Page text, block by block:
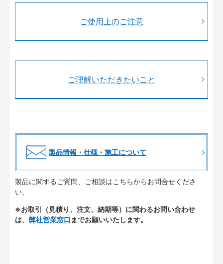
ご使用上のご注意
ご理解いただきたいこと
製品情報・仕様・施工について
製品に関するご質問、ご相談はこちらからお問合せくださ
い。
※お取引（見積り、注文、納期等）に関わるお問い合わせ
は、 弊社営業窓口 までお願いいたします。